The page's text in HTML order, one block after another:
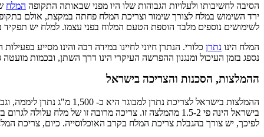
הסיבה לחשיבותו ולעלויות הגבוהות שלו היו מפני שבאותה התקופה המלח
ירד השימוש במלח לצורך שימור וצריכת המלח פחתה במקצת, אולם
לשימושים נוספים מלבד הוספת הטעם המלוח בפני עצמו. למלח יש
המלח הינו נתרן
נספג בזמן העיכול ומנגנון ההפרשה העיקרי הינו דרך השתן, ובכמות מועטה
ההמלצות, הסכנות והצריכה בישראל
בישראל הינה פי 1.5-2 מהמלצה זו. צריכה מרובה זו של מלח עלולה לגרום בצורה ישירה ל
לפיכך, יש צורך בהגבלת צריכת המלח בקרב האוכלוסייה. כיום, צריכת המלח במדינת ישראל הינה ברובה מאכילת